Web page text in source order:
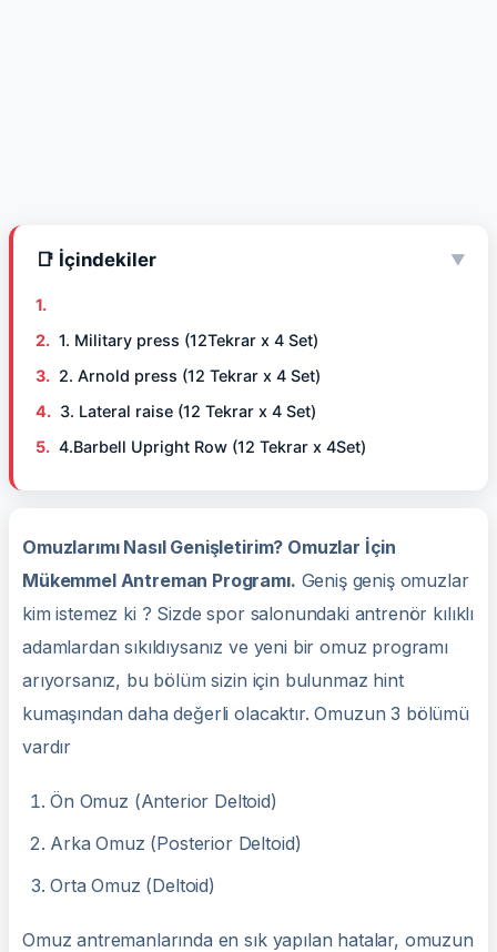
📑 İçindekiler ▼
1. Military press (12Tekrar x 4 Set)
2. Arnold press (12 Tekrar x 4 Set)
3. Lateral raise (12 Tekrar x 4 Set)
4.Barbell Upright Row (12 Tekrar x 4Set)
Omuzlarımı Nasıl Genişletirim? Omuzlar İçin
Mükemmel Antreman Programı. Geniş geniş omuzlar
kim istemez ki ? Sizde spor salonundaki antrenör kılıklı
adamlardan sıkıldıysanız ve yeni bir omuz programı
arıyorsanız, bu bölüm sizin için bulunmaz hint
kumaşından daha değerli olacaktır. Omuzun 3 bölümü
vardır
Ön Omuz (Anterior Deltoid)
Arka Omuz (Posterior Deltoid)
Orta Omuz (Deltoid)
Omuz antremanlarında en sık yapılan hatalar, omuzun